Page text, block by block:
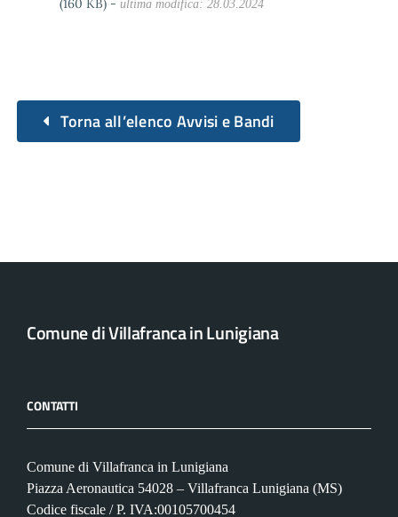
(160 KB) -ultima modifica: 28.03.2024
Torna all’elenco Avvisi e Bandi
Comune di Villafranca in Lunigiana
CONTATTI
Comune di Villafranca in Lunigiana
Piazza Aeronautica 54028 – Villafranca Lunigiana (MS)
Codice fiscale / P. IVA:00105700454